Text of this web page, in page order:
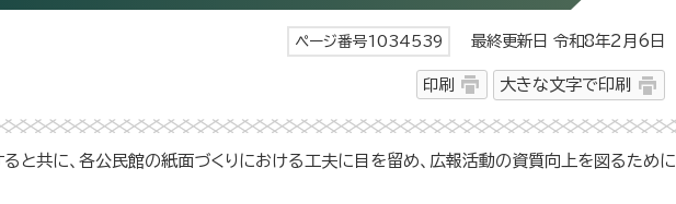
ページ番号1034539 最終更新日 令和8年2月6日
印刷 大きな文字で印刷
と共に、各公民館の紙面づくりにおける工夫に目を留め、広報活動の資質向上を図るために